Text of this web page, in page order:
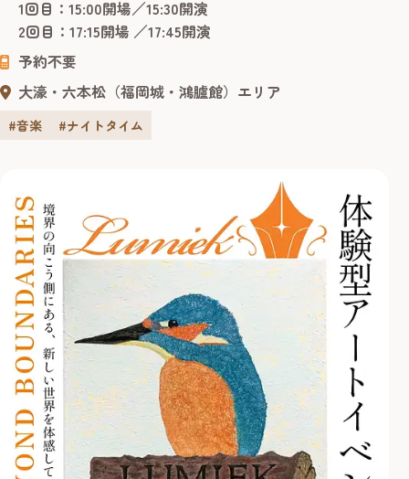
生み出す音色は、言葉の壁を超えて心に響きます。 会場は
檜造りの本格的な能楽堂で、普段は能や狂言が上演される
日本の伝統建築で...
1回目：15:00開場／15:30開演
2回目：17:15開場 ／17:45開演
予約不要
大濠・六本松（福岡城・鴻臚館）エリア
#音楽 #ナイトタイム